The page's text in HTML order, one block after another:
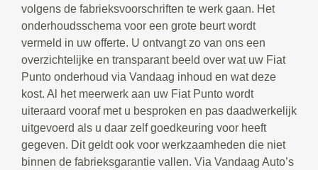
volgens de fabrieksvoorschriften te werk gaan. Het
onderhoudsschema voor een grote beurt wordt
vermeld in uw offerte. U ontvangt zo van ons een
overzichtelijke en transparant beeld over wat uw Fiat
Punto onderhoud via Vandaag inhoud en wat deze
kost. Al het meerwerk aan uw Fiat Punto wordt
uiteraard vooraf met u besproken en pas daadwerkelijk
uitgevoerd als u daar zelf goedkeuring voor heeft
gegeven. Dit geldt ook voor werkzaamheden die niet
binnen de fabrieksgarantie vallen. Via Vandaag Auto’s